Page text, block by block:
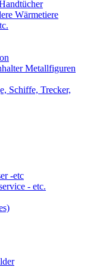
Wärmetiere
Metallfiguren
Schiffe, Trecker,
-etc
- etc.